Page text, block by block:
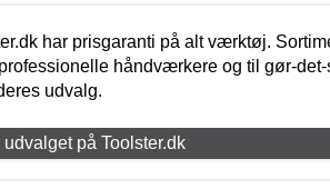
har prisgaranti på alt værktøj.
håndværkere og til gør-
udvalg.
udvalget på Toolster.dk